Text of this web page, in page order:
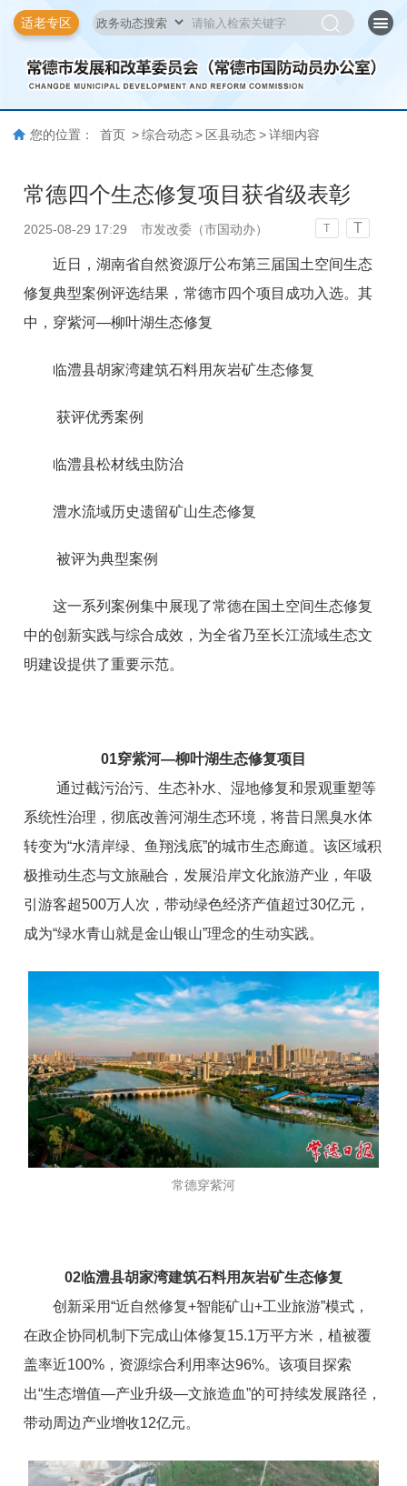
适老专区
您的位置： 首页 > 综合动态 > 区县动态 > 详细内容
常德四个生态修复项目获省级表彰
2025-08-29 17:29 市发改委（市国动办） T T
近日，湖南省自然资源厅公布第三届国土空间生态
修复典型案例评选结果，常德市四个项目 成功入选。其
中， 穿紫河—柳叶湖生态修复
临澧县胡家湾建筑石料用灰岩矿生态修复
获评优秀案例
临澧县松材线虫 防治
澧水流域历史遗留矿山生态修复
被评为典型案例
这一系列案例集中展现了常德在国土空间生态修复
中的创新实践与综合成效，为全省乃至长江流域生态文
明建设提供了重要示范。
01穿紫河—柳叶湖生态修复项目
通过截污治污、生态补水、湿地修复和景观重塑等
系统性治理，彻底改善河湖生态环境，将昔日黑臭水体
转变为“水清岸绿、鱼翔浅底”的城市生态廊道。该区域积
极推动生态与文旅融合，发展沿岸文化旅游产业，年吸
引游客超500万人次，带动绿色经济产值超过30亿元，
成为“绿水青山就是金山银山”理念的生动实践。
常德穿紫河
02临澧县胡家湾建筑石料用灰岩矿生态修复
创新采用“近自然修复+智能矿山+工业旅游”模式，
在政企协同机制下完成山体修复15.1万平方米，植被覆
盖率近100%，资源综合利用率达96%。该项目探索
出“生态增值—产业升级—文旅造血”的可持续发展路径，
带动周边产业增收12亿元。